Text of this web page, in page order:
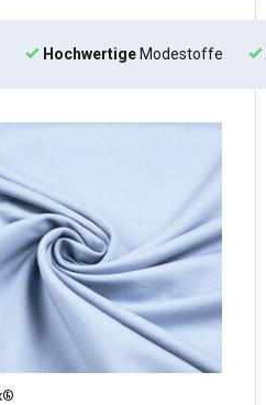
HochwertigeModestoffe